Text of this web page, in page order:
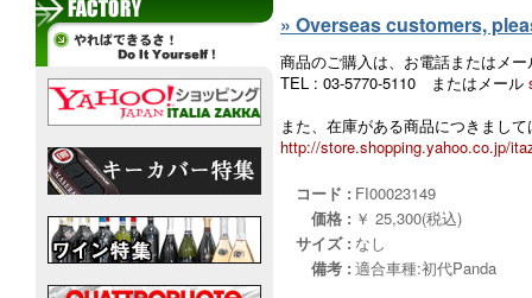
» Overseas customers,
商品のご購入は、お電話またはメ
TEL : 03-5770-5110 またはメール
また、在庫がある商品につきまし
http://store.shopping.yahoo.co.jp/
コード : FI00023149
価格 : ￥ 25,300(税込)
サイズ : なし
備考 : 適合車種:初代Panda